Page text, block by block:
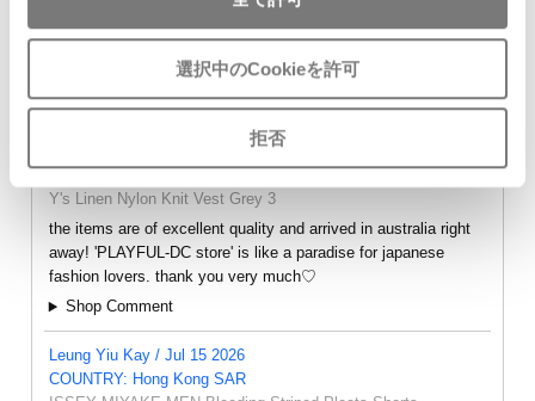
選択中のCookieを許可
拒否
- FEEDBACK -
COUNTRY: Australia
Y's Linen Nylon Knit Vest Grey 3
the items are of excellent quality and arrived in australia right
away! 'PLAYFUL-DC store' is like a paradise for japanese
fashion lovers. thank you very much♡
Shop Comment
Leung Yiu Kay / Jul 15 2026
COUNTRY: Hong Kong SAR